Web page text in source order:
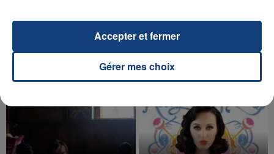
La famille a porté plainte contre la clinique qui a
reconnu sa responsabilité et présenté ses
excuses.
TITRES DIFFUSÉSGérer mes choix
Accepter et fermer